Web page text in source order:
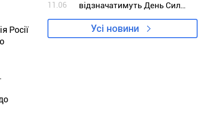
Росії
.
11.06
відзначатимуть День Сил
безпілотних систем
Усі новини